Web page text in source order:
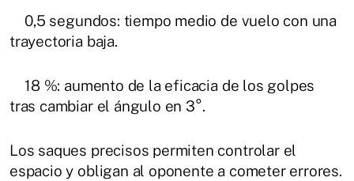
0,5 segundos: tiempo medio de vuelo con una
trayectoria baja.
18 %: aumento de la eficacia de los golpes
tras cambiar el ángulo en 3°.
Los saques precisos permiten controlar el
espacio y obligan al oponente a cometer errores.